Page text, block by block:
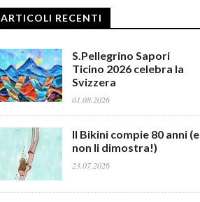
ARTICOLI RECENTI
S.Pellegrino Sapori
Ticino 2026 celebra la
Svizzera
01.08.2026
Il Bikini compie 80 anni (e
non li dimostra!)
23.07.2026